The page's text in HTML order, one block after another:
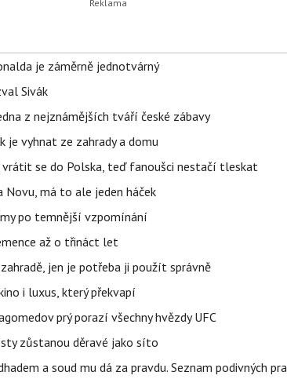
je záměrně jednotvárný
Sivák
z nejznámějších tváří české zábavy
je vyhnat ze zahrady a domu
vrátit se do Polska, teď fanoušci nestačí tleskat
má to ale jeden háček
po temnější vzpomínání
až o třináct let
jen je potřeba ji použít správně
i luxus, který překvapí
prý porazí všechny hvězdy UFC
zůstanou děravé jako síto
a soud mu dá za pravdu. Seznam podivných